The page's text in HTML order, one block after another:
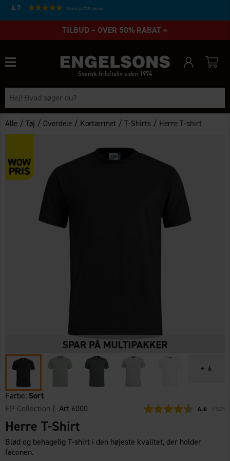
4.7 Baseret på 27231 stemmer
TILBUD – OVER 50% RABAT »
Svensk friluftsliv siden 1974
Alle /Tøj / Overdele / Kortærmet /T-Shirts / Herre T-shirt
Farbe: Sort
+ 6
EP-Collection | Art 6000 4.6 4527
Herre T-Shirt
Blød og behagelig T-shirt i den højeste kvalitet, der holder
faconen.